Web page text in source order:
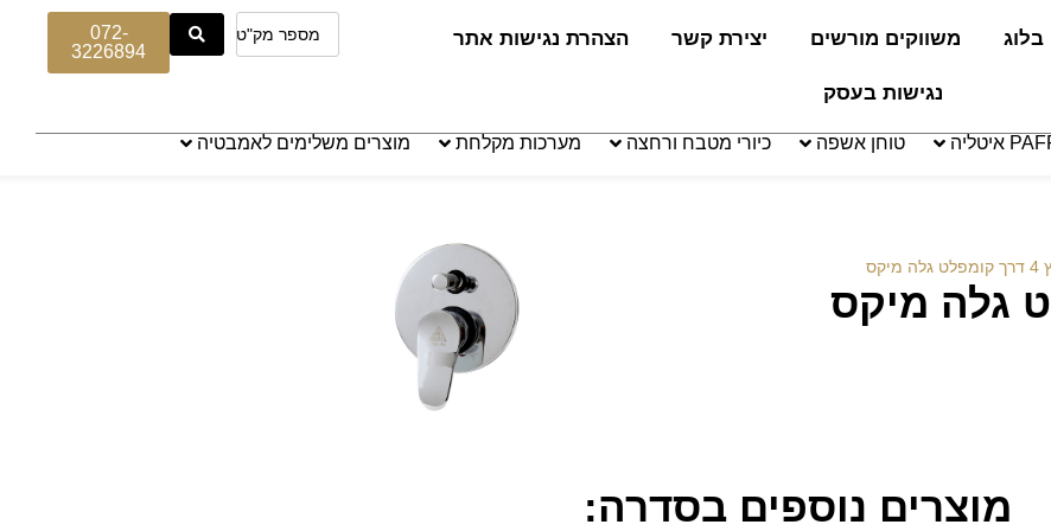
בלוג משווקים מורשים יצירת קשר הצהרת נגישות אתר
נגישות בעסק
072-
3226894
טוחן אשפה כיורי מטבח ורחצה מערכות מקלחת מוצרים משלימים לאמבטיה
מוצרים נוספים בסדרה: